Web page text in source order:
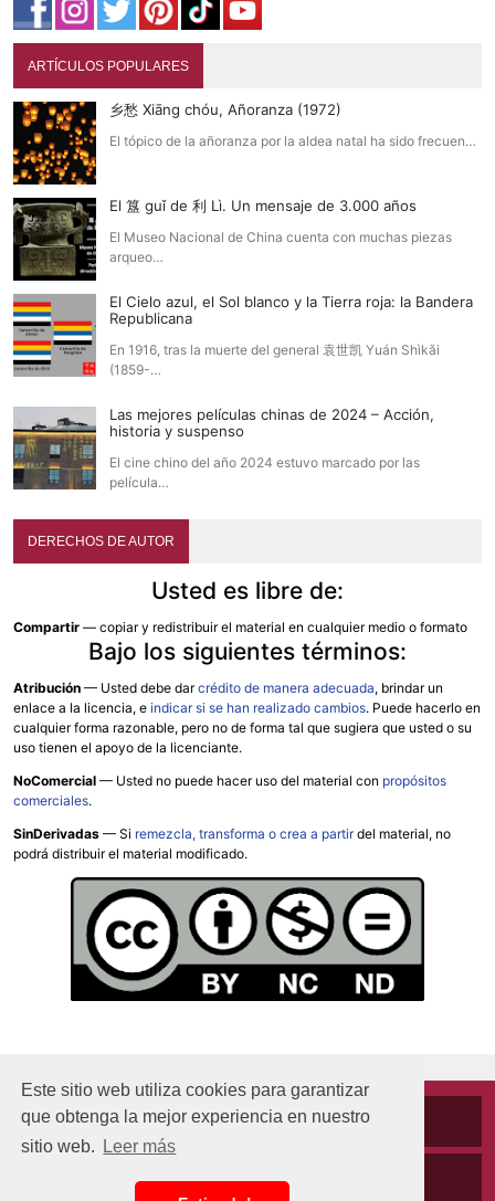
Este sitio web utiliza cookies para garantizar
que obtenga la mejor experiencia en nuestro
sitio web.
Leer más
ARTÍCULOS POPULARES
乡愁 Xiāng chóu, Añoranza (1972)
El tópico de la añoranza por la aldea natal ha sido frecuen…
El 簋 guǐ de 利 Lì. Un mensaje de 3.000 años
El Museo Nacional de China cuenta con muchas piezas
arqueo…
El Cielo azul, el Sol blanco y la Tierra roja: la Bandera
Republicana
En 1916, tras la muerte del general 袁世凯 Yuán Shìkǎi
(1859-…
Las mejores películas chinas de 2024 – Acción,
historia y suspenso
El cine chino del año 2024 estuvo marcado por las
película…
DERECHOS DE AUTOR
Usted es libre de:
Compartir — copiar y redistribuir el material en cualquier medio o formato
Bajo los siguientes términos:
Atribución — Usted debe darcrédito de manera adecuada, brindar un
enlace a la licencia, e indicar si se han realizado cambios. Puede hacerlo en
cualquier forma razonable, pero no de forma tal que sugiera que usted o su
uso tienen el apoyo de la licenciante.
NoComercial — Usted no puede hacer uso del material con propósitos
comerciales.
SinDerivadas — Si remezcla, transforma o crea a partirdel material, no
podrá distribuir el material modificado.
Cookies
Políticas de privacidad